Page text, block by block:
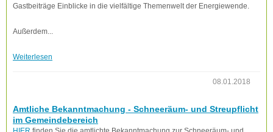
Gastbeiträge Einblicke in die vielfältige Themenwelt der Energiewende.
Außerdem...
Weiterlesen
08.01.2018
Amtliche Bekanntmachung - Schneeräum- und Streupflicht
im Gemeindebereich